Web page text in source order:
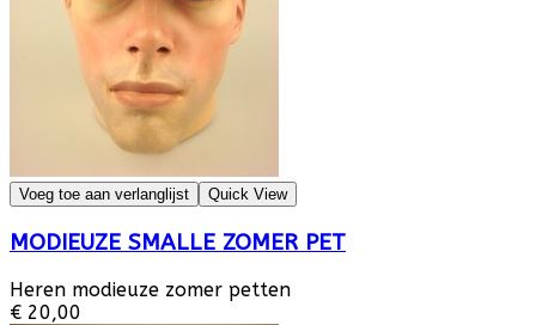
Voeg toe aan verlanglijst Quick View
MODIEUZE SMALLE ZOMER PET
Heren modieuze zomer petten
€ 20,00